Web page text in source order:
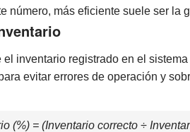
número, más eficiente suele ser la
el inventario registrado en el
evitar errores de operación y
(%) = (Inventario correcto ÷